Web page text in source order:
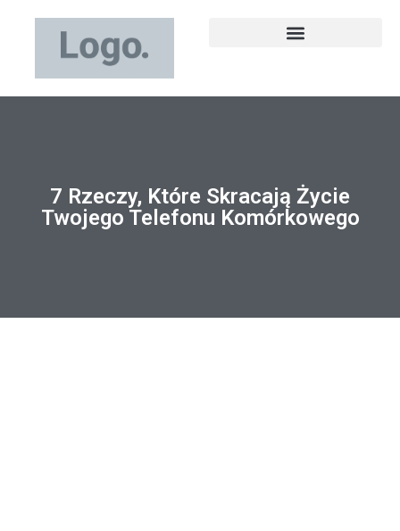
7 Rzeczy, Które Skracają Życie
Twojego Telefonu Komórkowego